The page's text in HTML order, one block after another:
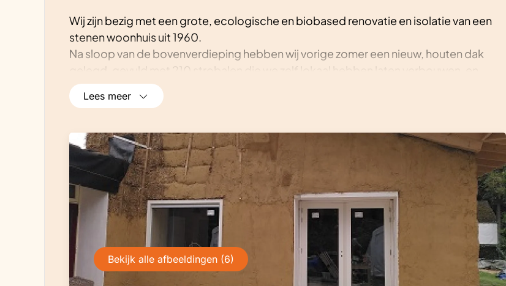
Wij zijn bezig met een grote, ecologische en biobased renovatie en isolatie van een
stenen woonhuis uit 1960.
Na sloop van de bovenverdieping hebben wij vorige zomer een nieuw, houten dak
gelegd, gevuld met 210 strobalen die we zelf lokaal hebben laten verbouwen, en
afgewerkt met hout en EPDM. Daarna hebben we (merendeels tweedehands)
zonnepanelen op het dak gelegd en zelf gekweekte 85 m2 sedum opgebracht.
Afgelopen winter hebben we binnen de vloer geïsoleerd met gutex, de douchecel
gestuukt met natuurstuc (onderhoudsarm en goedkoper alternatief voor tadelakt) en
de wanden gestuukt met leem en afgewerkt met gekleurde leemfinish. De plafonds
en wanden op de bovenverdieping hebben we geschilderd met leemverf.
Afgelopen zomer hebben we een mantel van strobalen (dikte 50 cm) aangebracht om
het huis. Momenteel zijn we bezig die te voorzien van een laag leem van tenminste 3
centimeter. Op onze website (www.dewereldboom.nl) kun je meer informatie vinden
en de nieuwsbrieven tot nu toe lezen en bekijken; veel fotomateriaal! Welkom om op
8 november een kijkje te komen nemen.
Lees meer
Bekijk alle afbeeldingen (6)